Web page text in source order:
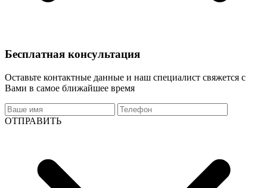
Бесплатная консультация
Оставьте контактные данные и наш специалист свяжется с
Вами в самое ближайшее время
ОТПРАВИТЬ